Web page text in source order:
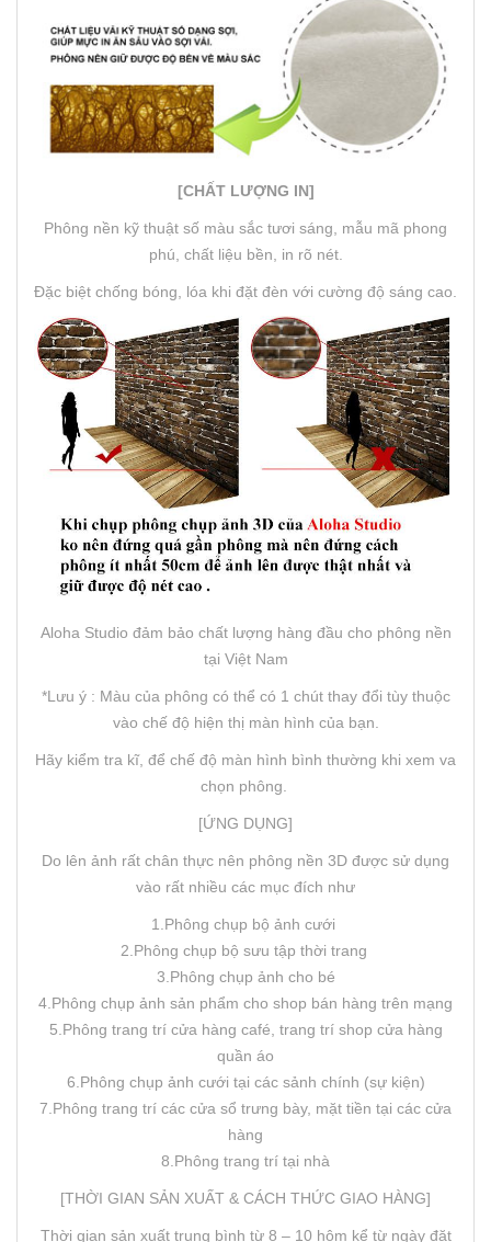
[CHẤT LƯỢNG IN]
Phông nền kỹ thuật số màu sắc tươi sáng, mẫu mã phong
phú, chất liệu bền, in rõ nét.
Đặc biệt chống bóng, lóa khi đặt đèn với cường độ sáng cao.
Aloha Studio đảm bảo chất lượng hàng đầu cho phông nền
tại Việt Nam
*Lưu ý : Màu của phông có thể có 1 chút thay đổi tùy thuộc
vào chế độ hiện thị màn hình của bạn.
Hãy kiểm tra kĩ, để chế độ màn hình bình thường khi xem va
chọn phông.
[ỨNG DỤNG]
Do lên ảnh rất chân thực nên phông nền 3D được sử dụng
vào rất nhiều các mục đích như
1.Phông chụp bộ ảnh cưới
2.Phông chụp bộ sưu tập thời trang
3.Phông chụp ảnh cho bé
4.Phông chụp ảnh sản phẩm cho shop bán hàng trên mạng
5.Phông trang trí cửa hàng café, trang trí shop cửa hàng
quần áo
6.Phông chụp ảnh cưới tại các sảnh chính (sự kiện)
7.Phông trang trí các cửa sổ trưng bày, mặt tiền tại các cửa
hàng
8.Phông trang trí tại nhà
[THỜI GIAN SẢN XUẤT & CÁCH THỨC GIAO HÀNG]
Thời gian sản xuất trung bình từ 8 – 10 hôm kể từ ngày đặt